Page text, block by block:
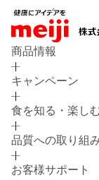
商品情報
キャンペーン
食を知る・楽し
品質への取り組
お客様サポート